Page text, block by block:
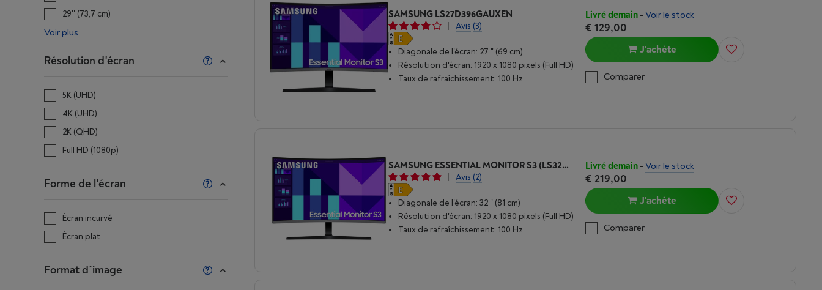
29'' (73,7 cm)
Voir plus
Résolution d'écran
5K (UHD)
4K (UHD)
2K (QHD)
Full HD (1080p)
Forme de l'écran
Écran incurvé
Écran plat
Format d´image
SAMSUNG LS27D396GAUXEN
Avis (3)
Diagonale de l'écran: 27 " (69 cm)
Résolution d'écran: 1920 x 1080 pixels (Full HD)
Taux de rafraîchissement: 100 Hz
Livré demain- Voir le stock
€ 129,00
J'achète
Comparer
SAMSUNG ESSENTIAL MONITOR S3 (LS32D390GAUXEN) 32 POUCES 1080P
|
Avis (2)
Diagonale de l'écran: 32 " (81 cm)
Résolution d'écran: 1920 x 1080 pixels (Full HD)
Taux de rafraîchissement: 100 Hz
Livré demain- Voir le stock
€ 219,00
J'achète
Comparer